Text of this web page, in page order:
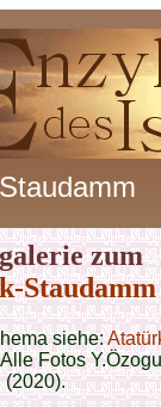
zum
Staudamm
siehe:
Alle Fotos
(2020).